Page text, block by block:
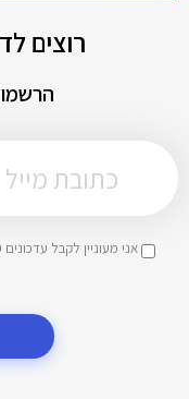
רוצים
הרשמו
אני מעוניין לקבל